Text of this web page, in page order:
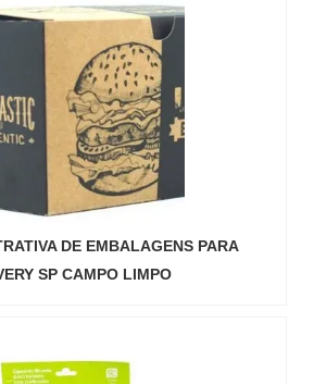
DE EMBALAGENS PARA
SP CAMPO LIMPO